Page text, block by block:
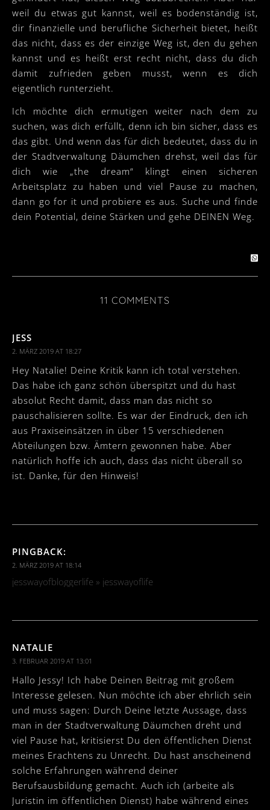
weil du etwas gut kannst, weil es bodenständig ist,
dir finanzielle und berufliche Sicherheit bietet, heißt
das nicht, dass es der einzige Weg ist, den du gehen
kannst und es heißt erst recht nicht, dass du dich
damit zufrieden geben musst, wenn es dich
eigentlich runterzieht.
Ich möchte dich ermutigen weiter nach dem zu
suchen, was dich erfüllt, denn ich bin sicher, dass es
das gibt. Und wenn das für dich bedeutet, dass du in
der Stadtverwaltung Däumchen drehst, weil das für
dich wie „the dream“ klingt einen sicheren
Arbeitsplatz zu haben und viel Pause zu machen,
dann go for it und probiere es aus. Suche und finde
dein Potential, deine Stärken und gehe DEINEN Weg.
11 COMMENTS
JESS
2. MÄRZ 2019 AT 18:27
Hey Natalie! Deine Kritik kann ich total verstehen.
Das habe ich ganz schön überspitzt und du hast
absolut Recht damit, dass man das nicht so
pauschalisieren sollte. Es war der Eindruck, den ich
aus Praxiseinsätzen in über 15 verschiedenen
Abteilungen bzw. Ämtern gewonnen habe. Aber
natürlich hoffe ich auch, dass das nicht überall so
ist. Danke, für den Hinweis!
PINGBACK:
2. MÄRZ 2019 AT 18:14
jesswayofbloggerlife » jesswayoflife
NATALIE
3. FEBRUAR 2019 AT 13:01
Hallo Jessy! Ich habe Deinen Beitrag mit großem
Interesse gelesen. Nun möchte ich aber ehrlich sein
und muss sagen: Durch Deine letzte Aussage, dass
man in der Stadtverwaltung Däumchen dreht und
viel Pause hat, kritisierst Du den öffentlichen Dienst
meines Erachtens zu Unrecht. Du hast anscheinend
solche Erfahrungen während deiner
Berufsausbildung gemacht. Auch ich (arbeite als
Juristin im öffentlichen Dienst) habe während eines